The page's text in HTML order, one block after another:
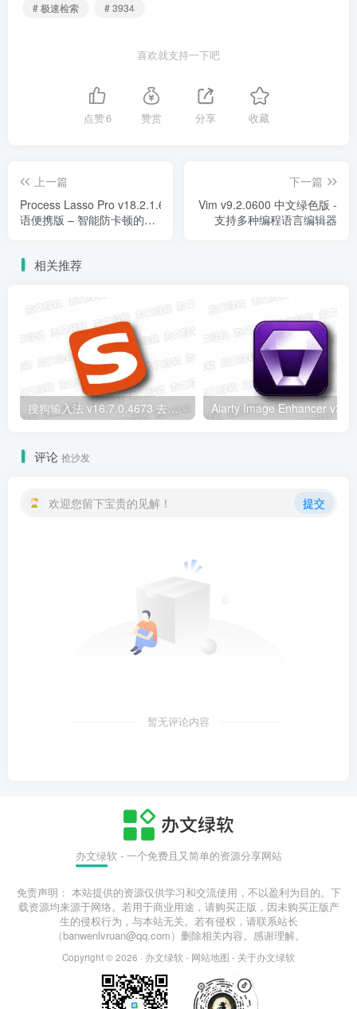
# 极速检索
# 3934
喜欢就支持一下吧
点赞6 赞赏 分享 收藏
上一篇
Process Lasso Pro v18.2.1.6 多
语便携版 – 智能防卡顿的
下一篇
Vim v9.2.0600 中文绿色版 -
支持多种编程语言编辑器
相关推荐
搜狗输入法 v16.7.0.4673 去广告精简优化版 – 高效纯净中文输入工具
评论 抢沙发
欢迎您留下宝贵的见解！ 提交
暂无评论内容
办文绿软 - 一个免费且又简单的资源分享网站
免责声明： 本站提供的资源仅供学习和交流使用，不以盈利为目的。下
载资源均来源于网络。若用于商业用途，请购买正版，因未购买正版产
生的侵权行为，与本站无关。若有侵权，请联系站长
（banwenlvruan@qq.com）删除相关内容。感谢理解。
Copyright © 2026 · 办文绿软 - 网站地图 - 关于办文绿软